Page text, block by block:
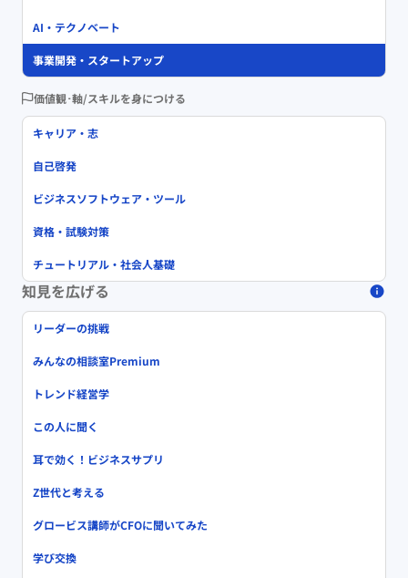
AI・テクノベート
事業開発・スタートアップ
価値観･軸/スキルを身につける
キャリア・志
自己啓発
ビジネスソフトウェア・ツール
資格・試験対策
チュートリアル・社会人基礎
知見を広げる
リーダーの挑戦
みんなの相談室Premium
トレンド経営学
この人に聞く
耳で効く！ビジネスサプリ
Z世代と考える
グロービス講師がCFOに聞いてみた
学び交換